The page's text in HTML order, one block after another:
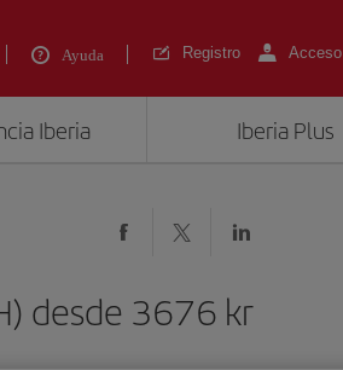
Ayuda Registro Acceso
Iberia Iberia Plus
desde 3676 kr